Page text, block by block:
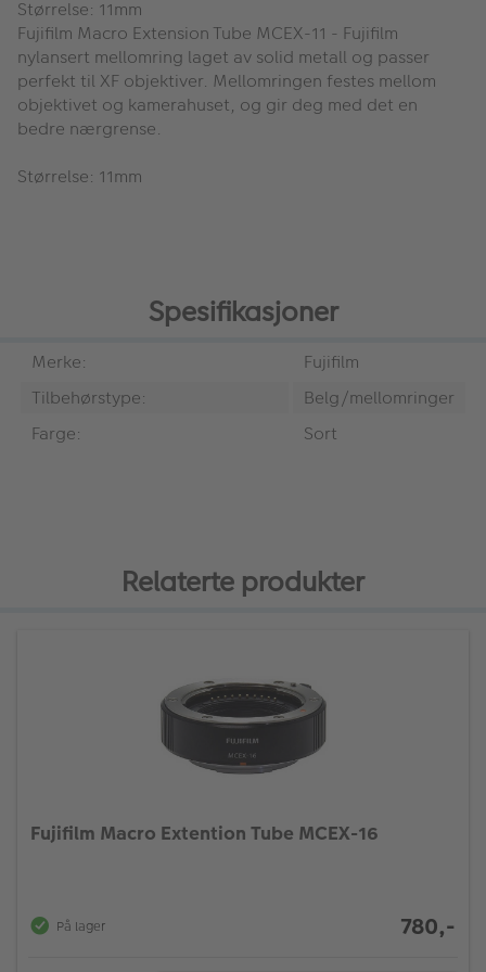
Størrelse: 11mm
Fujifilm Macro Extension Tube MCEX-11 - Fujifilm
nylansert mellomring laget av solid metall og passer
perfekt til XF objektiver. Mellomringen festes mellom
objektivet og kamerahuset, og gir deg med det en
bedre nærgrense.
Størrelse: 11mm
Spesifikasjoner
Merke:
Fujifilm
Tilbehørstype:
Belg/mellomringer
Farge:
Sort
Relaterte produkter
Fujifilm Macro Extention Tube MCEX-16
På lager 780,-